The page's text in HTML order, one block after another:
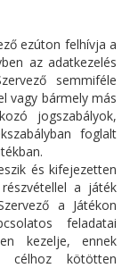
ezúton felhívja a
az adatkezelés
semmiféle
vagy bármely más
jogszabályok,
foglalt
és kifejezetten
a játék
a Játékon
feladatai
kezelje, ennek
célhoz kötötten